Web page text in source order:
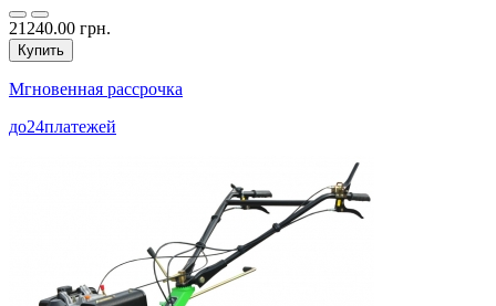
21240.00 грн.
Купить
Мгновенная рассрочка
до24платежей